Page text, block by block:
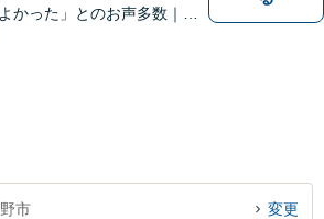
よかった」とのお声多数｜交
市 変更